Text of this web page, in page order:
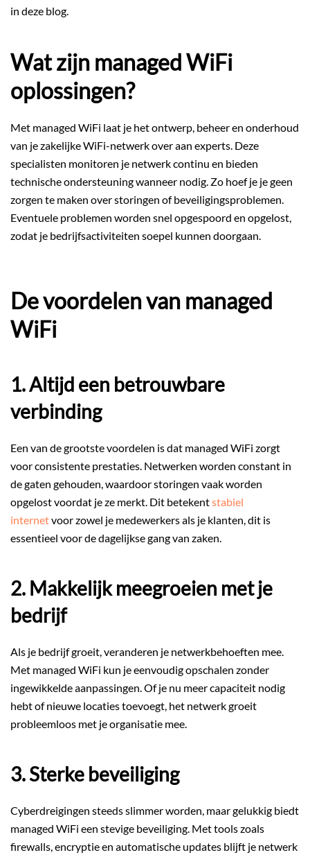
in deze blog.
Wat zijn managed WiFi
oplossingen?
Met managed WiFi laat je het ontwerp, beheer en onderhoud
van je zakelijke WiFi-netwerk over aan experts. Deze
specialisten monitoren je netwerk continu en bieden
technische ondersteuning wanneer nodig. Zo hoef je je geen
zorgen te maken over storingen of beveiligingsproblemen.
Eventuele problemen worden snel opgespoord en opgelost,
zodat je bedrijfsactiviteiten soepel kunnen doorgaan.
De voordelen van managed
WiFi
1. Altijd een betrouwbare
verbinding
Een van de grootste voordelen is dat managed WiFi zorgt
voor consistente prestaties. Netwerken worden constant in
de gaten gehouden, waardoor storingen vaak worden
opgelost voordat je ze merkt. Dit betekentstabiel
internetvoor zowel je medewerkers als je klanten, dit is
essentieel voor de dagelijkse gang van zaken.
2. Makkelijk meegroeien met je
bedrijf
Als je bedrijf groeit, veranderen je netwerkbehoeften mee.
Met managed WiFi kun je eenvoudig opschalen zonder
ingewikkelde aanpassingen. Of je nu meer capaciteit nodig
hebt of nieuwe locaties toevoegt, het netwerk groeit
probleemloos met je organisatie mee.
3. Sterke beveiliging
Cyberdreigingen steeds slimmer worden, maar gelukkig biedt
managed WiFi een stevige beveiliging. Met tools zoals
firewalls, encryptie en automatische updates blijft je netwerk